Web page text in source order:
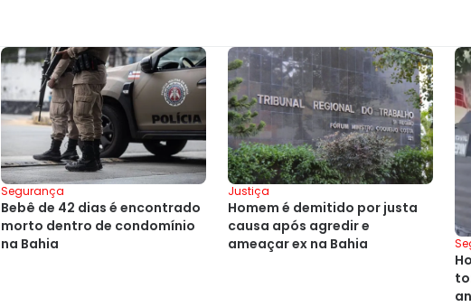
Segurança
Bebê de 42 dias é encontrado
morto dentro de condomínio
na Bahia
Justiça
Homem é demitido por justa
causa após agredir e
ameaçar ex na Bahia